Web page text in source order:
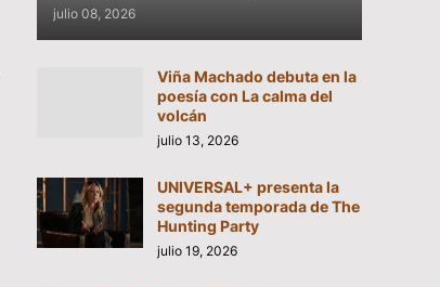
julio 08, 2026
Viña Machado debuta en la
poesía con La calma del
volcán
julio 13, 2026
UNIVERSAL+ presenta la
segunda temporada de The
Hunting Party
julio 19, 2026